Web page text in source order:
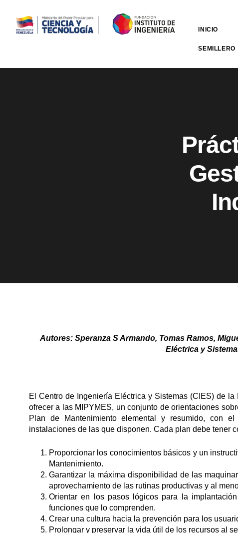
INICIO
SEMILLERO
Autores: Speranza S Armando, Tomas Ramos,
Eléctrica y
El Centro de Ingeniería Eléctrica y Sistemas (CIES) de
ofrecer a las MIPYMES, un conjunto de orientaciones
Plan de Mantenimiento elemental y resumido, con
instalaciones de las que disponen. Cada plan debe tener
Proporcionar los conocimientos básicos y un
Mantenimiento.
Garantizar la máxima disponibilidad de las
aprovechamiento de las rutinas productivas y al
Orientar en los pasos lógicos para la
funciones que lo comprenden.
Crear una cultura hacia la prevención para los
Prolongar y preservar la vida útil de los recursos al